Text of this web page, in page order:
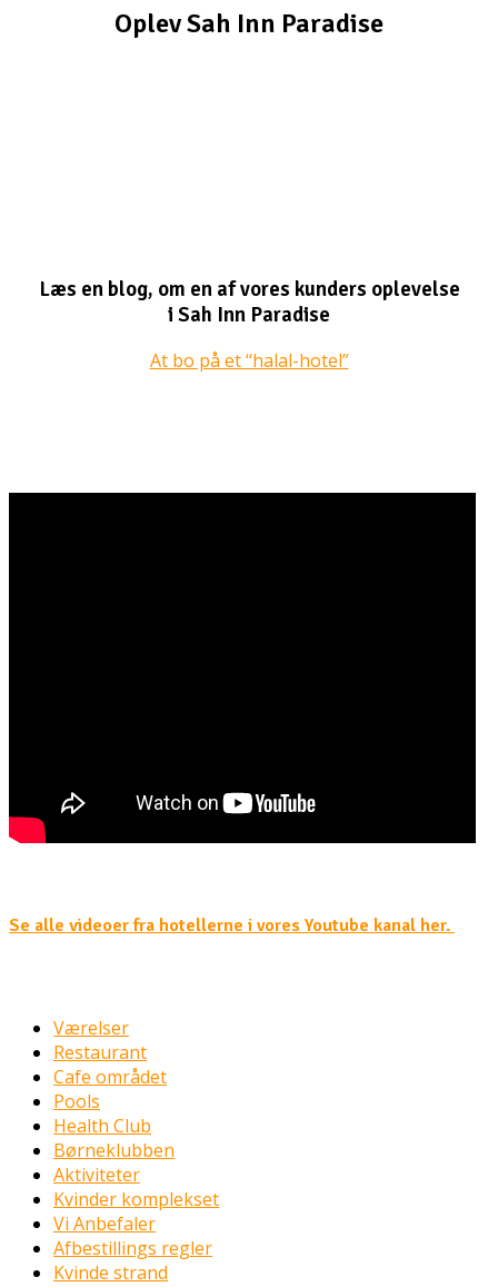
Oplev Sah Inn Paradise
Læs en blog, om en af vores kunders oplevelse
i Sah Inn Paradise
At bo på et “halal-hotel”
Se alle videoer fra hotellerne i vores Youtube kanal her.
Værelser
Restaurant
Cafe området
Pools
Health Club
Børneklubben
Aktiviteter
Kvinder komplekset
Vi Anbefaler
Afbestillings regler
Kvinde strand